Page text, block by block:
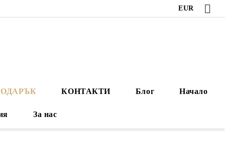
EUR
КОНТАКТИ Блог Начало
За нас